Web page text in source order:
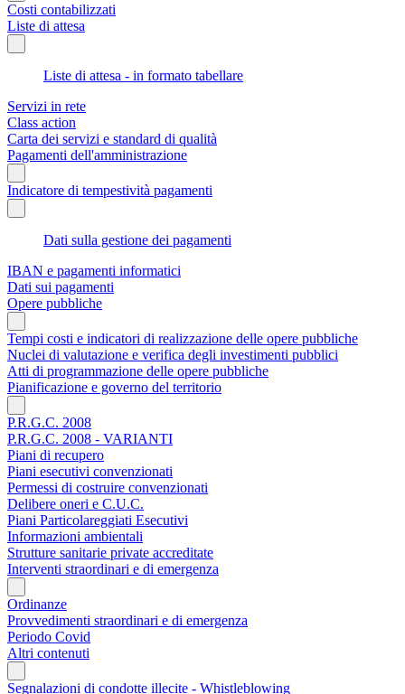
Costi contabilizzati
Liste di attesa
Liste di attesa - in formato tabellare
Servizi in rete
Class action
Carta dei servizi e standard di qualità
Pagamenti dell'amministrazione
Indicatore di tempestività pagamenti
Dati sulla gestione dei pagamenti
IBAN e pagamenti informatici
Dati sui pagamenti
Opere pubbliche
Tempi costi e indicatori di realizzazione delle opere pubbliche
Nuclei di valutazione e verifica degli investimenti pubblici
Atti di programmazione delle opere pubbliche
Pianificazione e governo del territorio
P.R.G.C. 2008
P.R.G.C. 2008 - VARIANTI
Piani di recupero
Piani esecutivi convenzionati
Permessi di costruire convenzionati
Delibere oneri e C.U.C.
Piani Particolareggiati Esecutivi
Informazioni ambientali
Strutture sanitarie private accreditate
Interventi straordinari e di emergenza
Ordinanze
Provvedimenti straordinari e di emergenza
Periodo Covid
Altri contenuti
Segnalazioni di condotte illecite - Whistleblowing